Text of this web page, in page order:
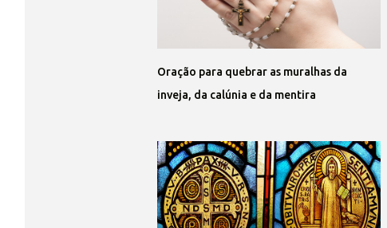
Oração para quebrar as muralhas da
inveja, da calúnia e da mentira